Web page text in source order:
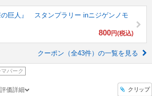
の巨人』 スタンプラリー inニジゲンノモ
800円(税込)
クーポン（全43件）の一覧を見る
マパーク
評価詳細 クリップ